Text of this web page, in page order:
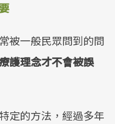
被一般民眾問到的問
護理念才不會被誤
定的方法，經過多年